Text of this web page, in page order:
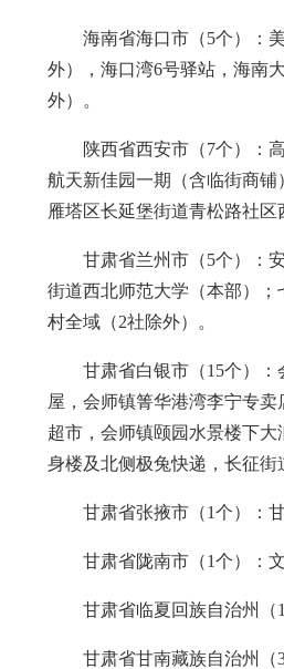
海南省海口市（5个）：
外），海口湾6号驿站，海南
外）。
陕西省西安市（7个）：
航天新佳园一期（含临街商
雁塔区长延堡街道青松路社区
甘肃省兰州市（5个）：
街道西北师范大学（本部）
村全域（2社除外）。
甘肃省白银市（15个）
屋，会师镇箐华港湾李宁专
超市，会师镇颐园水景楼下
身楼及北侧极兔快递，长征
甘肃省张掖市（1个）：
甘肃省陇南市（1个）：
甘肃省临夏回族自治州
甘肃省甘南藏族自治州